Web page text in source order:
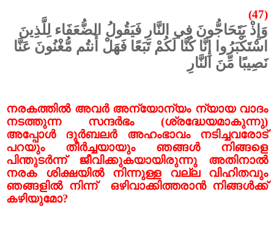
(47)
وَإِذْ يَتَحَاجُّونَ فِي النَّارِ فَيَقُولُ الضُّعَفَاء لِلَّذِينَ
اسْتَكْبَرُوا إِنَّا كُنَّا لَكُمْ تَبَعًا فَهَلْ أَنتُم مُّغْنُونَ عَنَّا
نَصِيبًا مِّنَ النَّارِ
നരകത്തിൽ അവർ അന്യോന്യം ന്യായ വാദം
നടത്തുന്ന സന്ദർഭം (ശ്രദ്ധേയമാകുന്നു)
അപ്പോൾ ദുർബലർ അഹംഭാവം നടിച്ചവരോട്
പറയും തീർച്ചയായും ഞങ്ങൾ നിങ്ങളെ
പിന്തുടർന്ന് ജീവിക്കുകയായിരുന്നു അതിനാൽ
നരക ശിക്ഷയിൽ നിന്നുള്ള വല്ല വിഹിതവും
ഞങ്ങളിൽ നിന്ന്
ഒഴിവാക്കിത്തരാൻ നിങ്ങൾക്ക്
കഴിയുമോ?